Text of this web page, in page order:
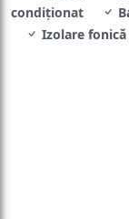
condiționat
Izolare fonică